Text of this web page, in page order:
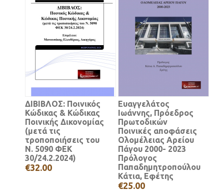
ΔΙΒΙΒΛΟΣ: Ποινικός
Κώδικας & Κώδικας
Ποινικής Δικονομίας
(μετά τις
τροποποιήσεις του
Ν. 5090 ΦΕΚ
30/24.2.2024)
€32.00
Ευαγγελάτος
Ιωάννης, Πρόεδρος
Πρωτοδικών
Ποινικές αποφάσεις
Ολομέλειας Αρείου
Πάγου 2000- 2023
Πρόλογος
Παπαδημητροπούλου
Κάτια, Εφέτης
€25.00